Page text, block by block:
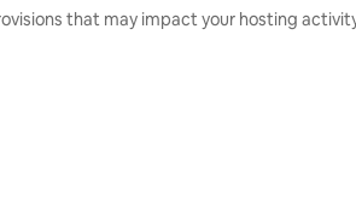
that may impact your hosting